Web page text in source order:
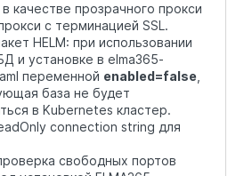
качестве прозрачного прокси
с терминацией SSL.
HELM: при использовании
и установке в elma365-
переменной enabled=false
база не будет
в Kubernetes кластер.
connection string для
свободных портов